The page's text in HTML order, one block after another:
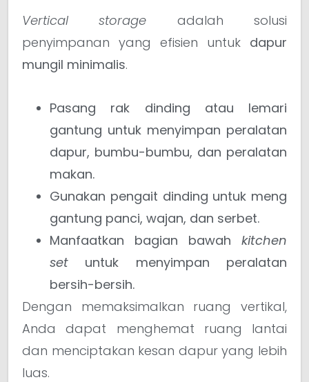
Vertical storage adalah solusi
penyimpanan yang efisien untuk dapur
mungil minimalis.
Pasang rak dinding atau lemari
gantung untuk menyimpan peralatan
dapur, bumbu-bumbu, dan peralatan
makan.
Gunakan pengait dinding untuk meng
gantung panci, wajan, dan serbet.
Manfaatkan bagian bawah kitchen
set untuk menyimpan peralatan
bersih-bersih.
Dengan memaksimalkan ruang vertikal,
Anda dapat menghemat ruang lantai
dan menciptakan kesan dapur yang lebih
luas.